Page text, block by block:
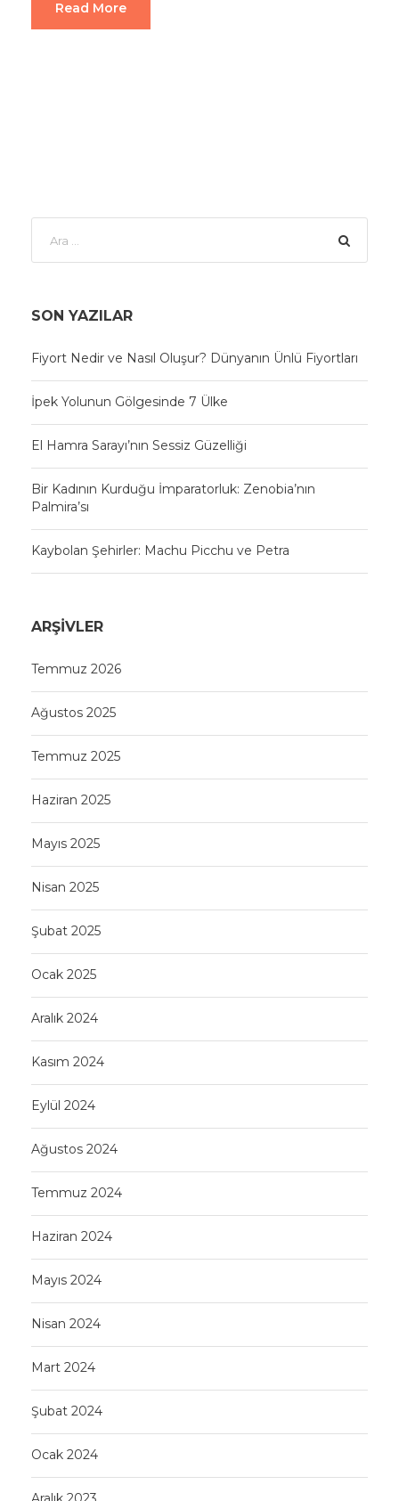
Read More
SON YAZILAR
Fiyort Nedir ve Nasıl Oluşur? Dünyanın Ünlü Fiyortları
İpek Yolunun Gölgesinde 7 Ülke
El Hamra Sarayı’nın Sessiz Güzelliği
Bir Kadının Kurduğu İmparatorluk: Zenobia’nın
Palmira’sı
Kaybolan Şehirler: Machu Picchu ve Petra
ARŞIVLER
Temmuz 2026
Ağustos 2025
Temmuz 2025
Haziran 2025
Mayıs 2025
Nisan 2025
Şubat 2025
Ocak 2025
Aralık 2024
Kasım 2024
Eylül 2024
Ağustos 2024
Temmuz 2024
Haziran 2024
Mayıs 2024
Nisan 2024
Mart 2024
Şubat 2024
Ocak 2024